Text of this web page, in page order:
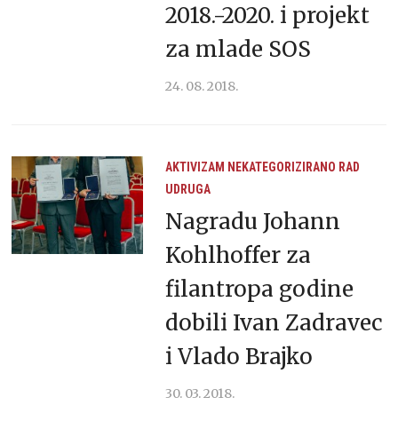
2018.-2020. i projekt
za mlade SOS
24. 08. 2018.
AKTIVIZAM NEKATEGORIZIRANO RAD
UDRUGA
Nagradu Johann
Kohlhoffer za
filantropa godine
dobili Ivan Zadravec
i Vlado Brajko
30. 03. 2018.